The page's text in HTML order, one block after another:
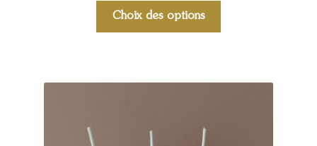
Choix des options